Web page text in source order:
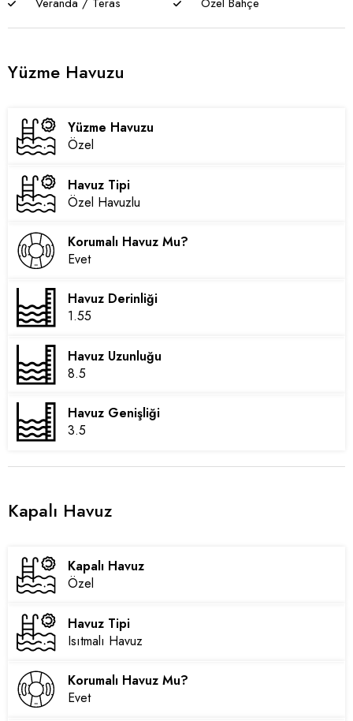
Yüzme Havuzu
Yüzme Havuzu
Özel
Havuz Tipi
Özel Havuzlu
Korumalı Havuz Mu?
Evet
Havuz Derinliği
1.55
Havuz Uzunluğu
8.5
Havuz Genişliği
3.5
Kapalı Havuz
Kapalı Havuz
Özel
Havuz Tipi
Isıtmalı Havuz
Korumalı Havuz Mu?
Evet